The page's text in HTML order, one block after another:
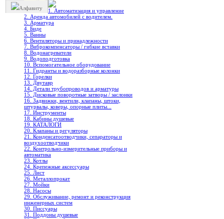
Алфавиту
1. Автоматизация и управление
2. Аренда автомобилей с водителем.
3. Арматура
4. Биде
5. Ванны
6. Вентиляторы и принадлежности
7. Виброкомпенсаторы / гибкие вставки
8. Водонагреватели
9. Водоподготовка
10. Вспомогательное оборудование
11. Гидранты и водоразборные колонки
12. Горелки
13. Двутавр
14. Детали трубопроводов и арматуры
15. Дисковые поворотные затворы / заслонки
16. Задвижки, вентили, клапаны, штоки,
штурвалы, коверы, опорные плиты...
17. Инструменты
18. Кабины душевые
19. КАТАЛОГИ
20. Клапаны и регуляторы
21. Конденсатоотводчики, сепараторы и
воздухоотводчики
22. Контрольно-измерительные приборы и
автоматика
23. Котлы
24. Крепежные аксессуары
25. Лист
26. Металлопрокат
27. Мойки
28. Насосы
29. Обслуживание, ремонт и реконструкция
инженерных систем
30. Писсуары
31. Поддоны душевые